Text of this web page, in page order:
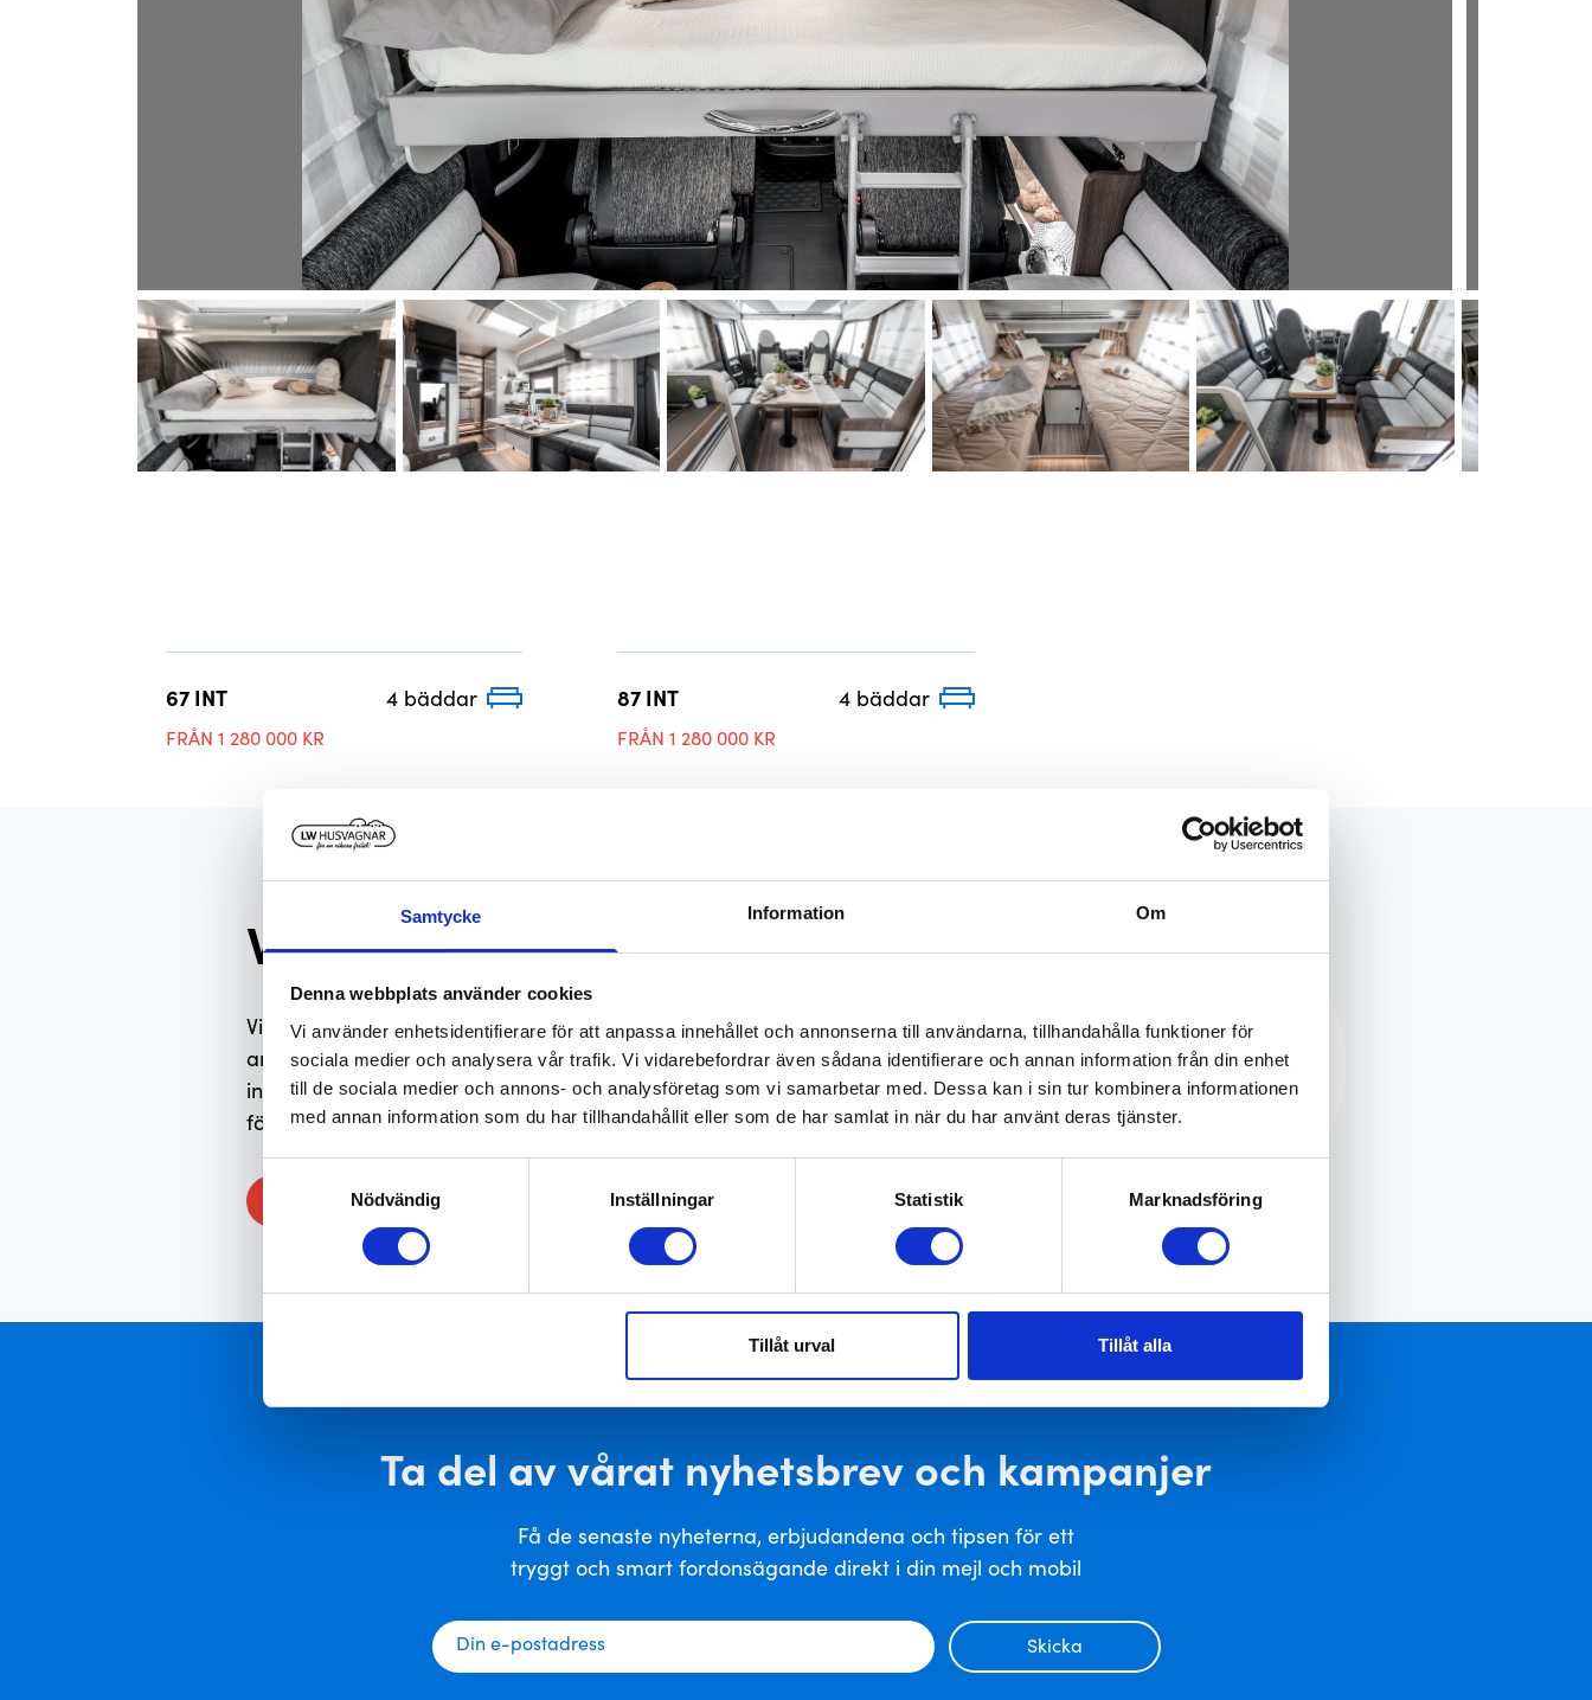
Samtycke Information Om
Denna webbplats använder cookies
Vi använder enhetsidentifierare för att anpassa innehållet och annonserna till användarna, tillhandahålla funktioner för
sociala medier och analysera vår trafik. Vi vidarebefordrar även sådana identifierare och annan information från din enhet
till de sociala medier och annons- och analysföretag som vi samarbetar med. Dessa kan i sin tur kombinera informationen
med annan information som du har tillhandahållit eller som de har samlat in när du har använt deras tjänster.
Nödvändig
Inställningar Statistik Marknadsföring
Tillåt urval Tillåt alla
67 INT 4 bäddar
FRÅN 1 280 000 KR
87 INT 4 bäddar
FRÅN 1 280 000 KR
Välkommen till vår verkstad
Vi utför service och reparationer på bodelen av ditt fritidsfordon. Bland
annat monterar vi även backkamerasystem, solceller, AC samt
installerar hydrauliska stödben och byter däck. Andra vanligt
förekommande arbeten är årlig service, fukttest och gasoltest.
Boka din service idag
Ta del av vårat nyhetsbrev och kampanjer
Få de senaste nyheterna, erbjudandena och tipsen för ett
tryggt och smart fordonsägande direkt i din mejl och mobil
Skicka